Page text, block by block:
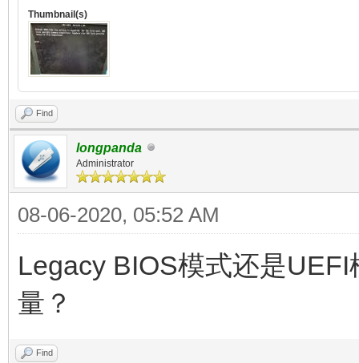
Thumbnail(s)
Find
longpanda
Administrator
08-06-2020, 05:52 AM
Legacy BIOS模式还是
量？
Find